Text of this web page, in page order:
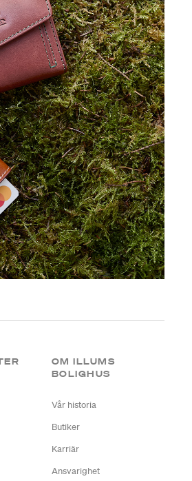
OM ILLUMS
BOLIGHUS
Vår historia
Butiker
Karriär
Ansvarighet